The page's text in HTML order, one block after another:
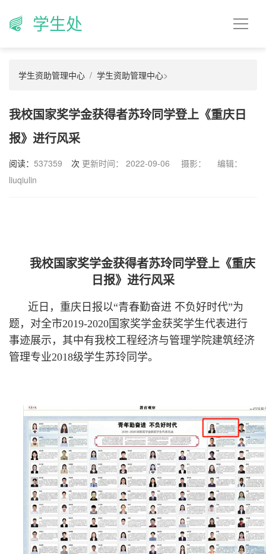
学生处
学生资助管理中心 学生资助管理中心>
我校国家奖学金获得者苏玲同学登上《重庆日
报》进行风采
阅读： 537359 次 更新时间： 2022-09-06 摄影：
编辑：
liuqiulin
我校国家奖学金获得者苏玲同学登上《重庆
日报》进行风采
近日，重庆日报以“青春勤奋进 不负好时代”为
题，对全市2019-2020国家奖学金获奖学生代表进行
事迹展示，其中有我校工程经济与管理学院建筑经济
管理专业2018级学生苏玲同学。